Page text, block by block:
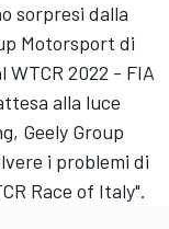
sorpresi dalla
Motorsport di
2022 - FIA
alla luce
Geely Group
i problemi di
Race of Italy".